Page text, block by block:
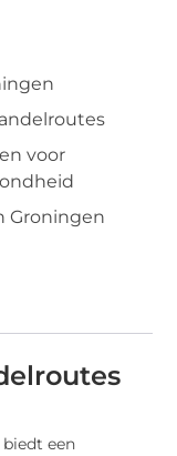
voor
Groningen
een